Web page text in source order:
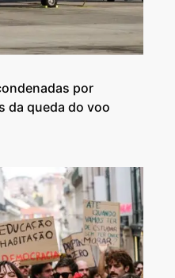
por
da queda do voo